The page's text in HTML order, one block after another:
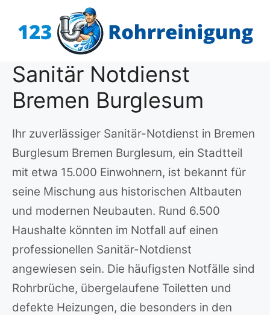
Inhalt
Sanitär Notdienst
Bremen Burglesum
Ihr zuverlässiger Sanitär-Notdienst in Bremen
Burglesum Bremen Burglesum, ein Stadtteil
mit etwa 15.000 Einwohnern, ist bekannt für
seine Mischung aus historischen Altbauten
und modernen Neubauten. Rund 6.500
Haushalte könnten im Notfall auf einen
professionellen Sanitär-Notdienst
angewiesen sein. Die häufigsten Notfälle sind
Rohrbrüche, übergelaufene Toiletten und
defekte Heizungen, die besonders in den